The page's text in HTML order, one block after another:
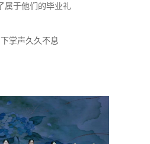
属于他们的毕业礼
掌声久久不息